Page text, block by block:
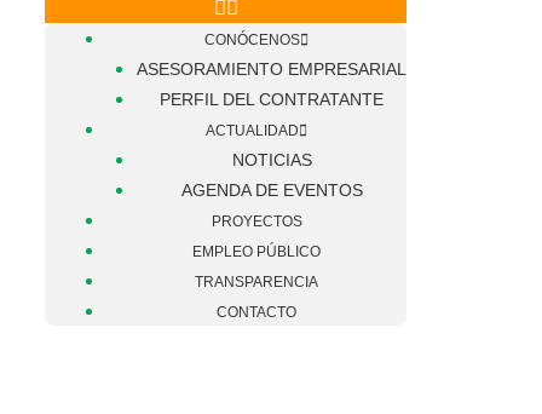
CONÓCENOS
ASESORAMIENTO EMPRESARIAL
PERFIL DEL CONTRATANTE
ACTUALIDAD
NOTICIAS
AGENDA DE EVENTOS
PROYECTOS
EMPLEO PÚBLICO
TRANSPARENCIA
CONTACTO